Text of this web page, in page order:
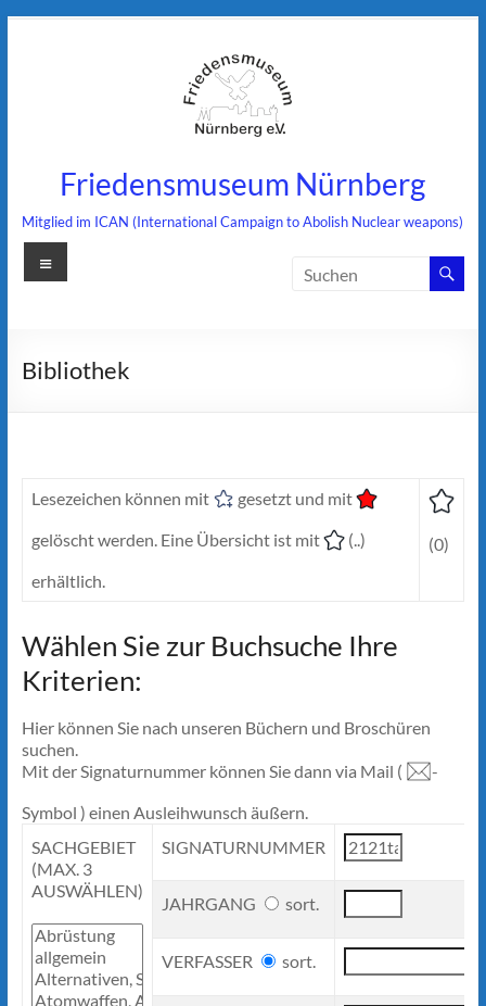
Friedensmuseum Nürnberg
Mitglied im ICAN (International Campaign to Abolish Nuclear weapons)
Menü
Bibliothek
Lesezeichen können mit
gesetzt und mit
gelöscht werden. Eine Übersicht ist mit
(..)
erhältlich.
(0)
Wählen Sie zur Buchsuche Ihre
Kriterien:
Hier können Sie nach unseren Büchern und Broschüren
suchen.
Mit der Signaturnummer können Sie dann via Mail (
-
Symbol ) einen Ausleihwunsch äußern.
SACHGEBIET
(MAX. 3
AUSWÄHLEN)
SIGNATURNUMMER
JAHRGANG sort.
VERFASSER sort.